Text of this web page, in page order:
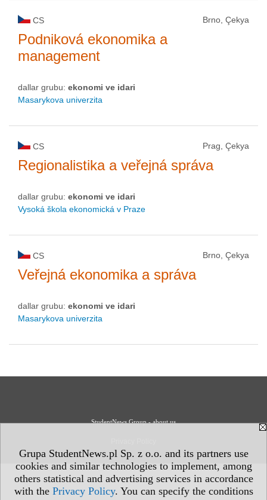
Grupa StudentNews.pl Sp. z o.o. and its partners use
cookies and similar technologies to implement, among
others statistical and advertising services in accordance
with the Privacy Policy. You can specify the conditions
CS Brno, Çekya
Podniková ekonomika a
management
dallar grubu: ekonomi ve idari
Masarykova univerzita
CS Prag, Çekya
Regionalistika a veřejná správa
dallar grubu: ekonomi ve idari
Vysoká škola ekonomická v Praze
CS Brno, Çekya
Veřejná ekonomika a správa
dallar grubu: ekonomi ve idari
Masarykova univerzita
StudentNews Group - about us